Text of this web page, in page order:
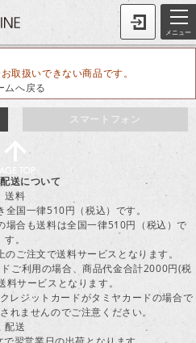
メニュー
取扱いできない商品です。
ムへ戻る
スマートフォン
送について
送料
全国一律510円（税込）です。
場合も送料は全国一律510円（税込）で
す。
ご注文で送料サービスとなります。
ご利用の場合、商品代金合計2000円(税
サービスとなります。
レジットカードがタミヤカードの場合で
れませんのでご注意ください。
配送